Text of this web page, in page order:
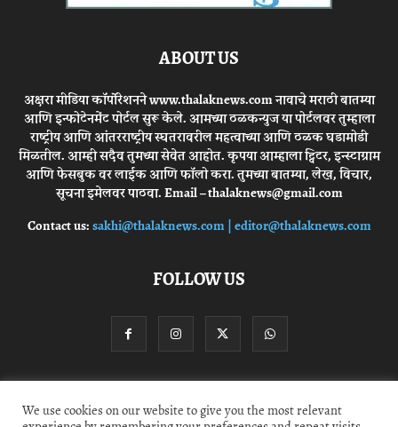
ABOUT US
अक्षरा मीडिया कॉर्पोरेशनने www.thalaknews.com नावाचे मराठी बातम्या
आणि इन्फोटेनमेंट पोर्टल सुरू केले. आमच्या ठळकन्युज या पोर्टलवर तुम्हाला
राष्ट्रीय आणि आंतरराष्ट्रीय स्घतरावरील महत्वाच्या आणि ठळक घडामोडी
मिळतील. आम्ही सदैव तुमच्या सेवेत आहोत. कृपया आम्हाला ट्विटर, इन्स्टाग्राम
आणि फेसबुक वर लाईक आणि फॉलो करा. तुमच्या बातम्या, लेख, विचार,
सूचना इमेलवर पाठवा. Email – thalaknews@gmail.com
Contact us:sakhi@thalaknews.com | editor@thalaknews.com
FOLLOW US
Privacy Policy Contact Us
We use cookies on our website to give you the most relevant